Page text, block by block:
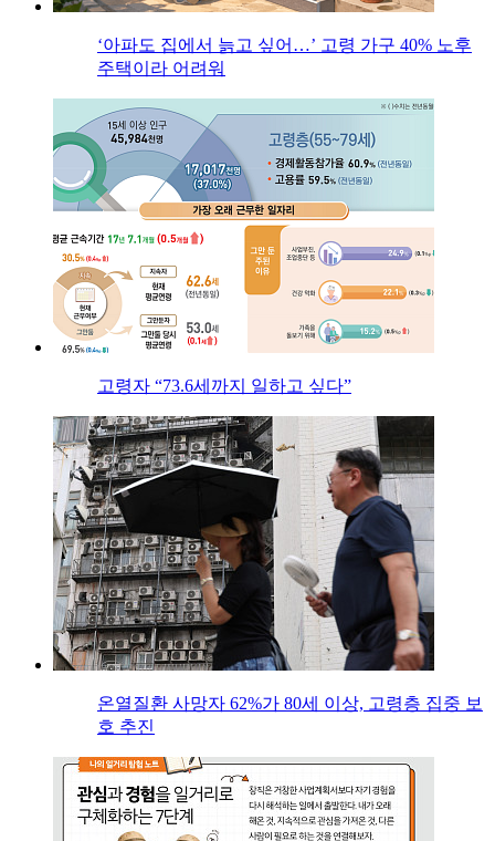
‘아파도 집에서 늙고 싶어…’ 고령 가구 40% 노후
주택이라 어려워
고령자 “73.6세까지 일하고 싶다”
온열질환 사망자 62%가 80세 이상, 고령층 집중 보
호 추진